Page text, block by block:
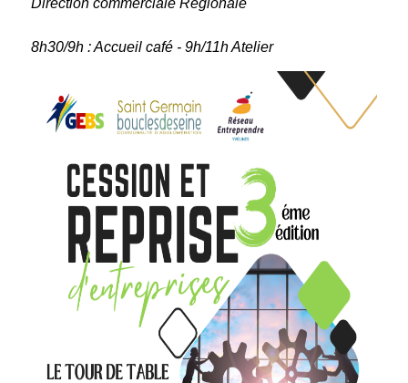
8h30/9h : Accueil café - 9h/11h Atelier